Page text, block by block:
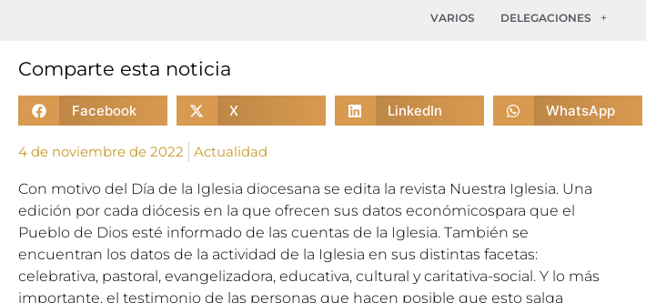
VARIOS
DELEGACIONES
Comparte esta noticia
Facebook X LinkedIn WhatsApp
4 de noviembre de 2022 Actualidad
Con motivo del Día de la Iglesia diocesana se edita la revista Nuestra Iglesia. Una
edición por cada diócesis en la que ofrecen sus datos económicospara que el
Pueblo de Dios esté informado de las cuentas de la Iglesia. También se
encuentran los datos de la actividad de la Iglesia en sus distintas facetas:
celebrativa, pastoral, evangelizadora, educativa, cultural y caritativa-social. Y lo más
importante, el testimonio de las personas que hacen posible que esto salga